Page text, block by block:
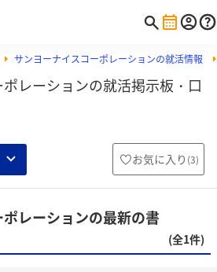
サンヨーナイスコーポレーションの就活情報
レーションの就活掲示板・口
お気に入り (3)
レーションの最新の書
(全1件)